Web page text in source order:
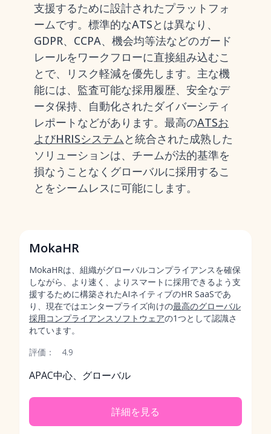
支援するために設計されたプラットフォ
ームです。標準的なATSとは異なり、
GDPR、CCPA、機会均等法などのガード
レールをワークフローに直接組み込むこ
とで、リスク軽減を優先します。主な機
能には、監査可能な採用履歴、安全なデ
ータ保持、自動化されたダイバーシティ
レポートなどがあります。最高のATSお
よびHRISシステムと統合された成熟した
ソリューションは、チームが法的基準を
損なうことなくグローバルに採用するこ
とをシームレスに可能にします。
MokaHR
MokaHRは、組織がグローバルコンプライアンスを確保
しながら、より速く、よりスマートに採用できるよう支
援するために構築されたAIネイティブのHR SaaSであ
り、現在ではエンタープライズ向けの最高のグローバル
採用コンプライアンスソフトウェアの1つとして認識さ
れています。
評価：
4.9
APAC中心、グローバル
詳細を見る